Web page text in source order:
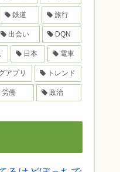
鉄道 旅行
出会い DQN
日本 電車
アプリ トレンド
労働 政治